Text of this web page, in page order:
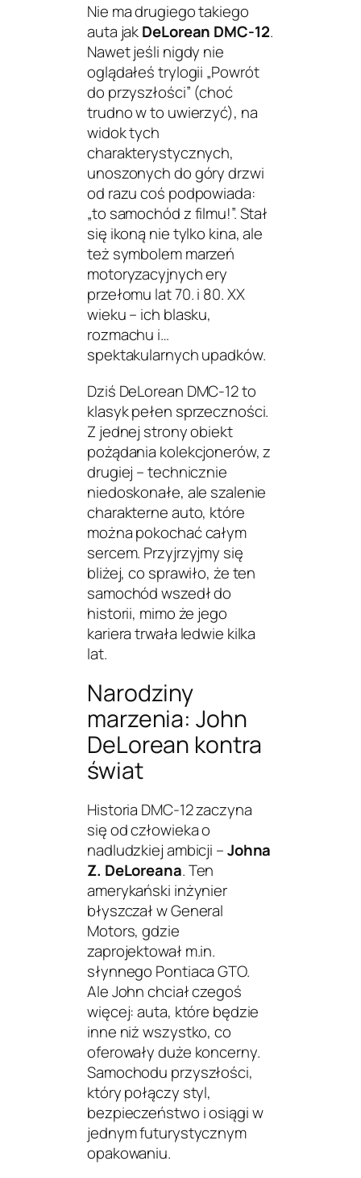
Nie ma drugiego takiego
auta jakDeLorean DMC-12.
Nawet jeśli nigdy nie
oglądałeś trylogii „Powrót
do przyszłości” (choć
trudno w to uwierzyć), na
widok tych
charakterystycznych,
unoszonych do góry drzwi
od razu coś podpowiada:
„to samochód z filmu!”. Stał
się ikoną nie tylko kina, ale
też symbolem marzeń
motoryzacyjnych ery
przełomu lat 70. i 80. XX
wieku – ich blasku,
rozmachu i…
spektakularnych upadków.
Dziś DeLorean DMC-12 to
klasyk pełen sprzeczności.
Z jednej strony obiekt
pożądania kolekcjonerów, z
drugiej – technicznie
niedoskonałe, ale szalenie
charakterne auto, które
można pokochać całym
sercem. Przyjrzyjmy się
bliżej, co sprawiło, że ten
samochód wszedł do
historii, mimo że jego
kariera trwała ledwie kilka
lat.
Narodziny
marzenia: John
DeLorean kontra
świat
Historia DMC-12 zaczyna
się od człowieka o
nadludzkiej ambicji –Johna
Z. DeLoreana. Ten
amerykański inżynier
błyszczał w General
Motors, gdzie
zaprojektował m.in.
słynnego Pontiaca GTO.
Ale John chciał czegoś
więcej: auta, które będzie
inne niż wszystko, co
oferowały duże koncerny.
Samochodu przyszłości,
który połączy styl,
bezpieczeństwo i osiągi w
jednym futurystycznym
opakowaniu.